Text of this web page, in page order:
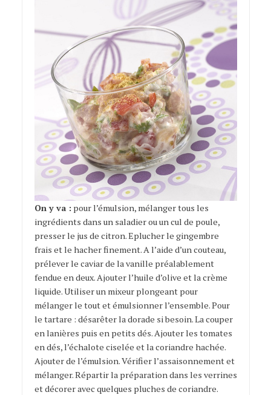
On y va : pour l’émulsion, mélanger tous les
ingrédients dans un saladier ou un cul de poule,
presser le jus de citron. Eplucher le gingembre
frais et le hacher finement. A l’aide d’un couteau,
prélever le caviar de la vanille préalablement
fendue en deux. Ajouter l’huile d’olive et la crème
liquide. Utiliser un mixeur plongeant pour
mélanger le tout et émulsionner l’ensemble. Pour
le tartare : désarêter la dorade si besoin. La couper
en lanières puis en petits dés. Ajouter les tomates
en dés, l’échalote ciselée et la coriandre hachée.
Ajouter de l’émulsion. Vérifier l’assaisonnement et
mélanger. Répartir la préparation dans les verrines
et décorer avec quelques pluches de coriandre.